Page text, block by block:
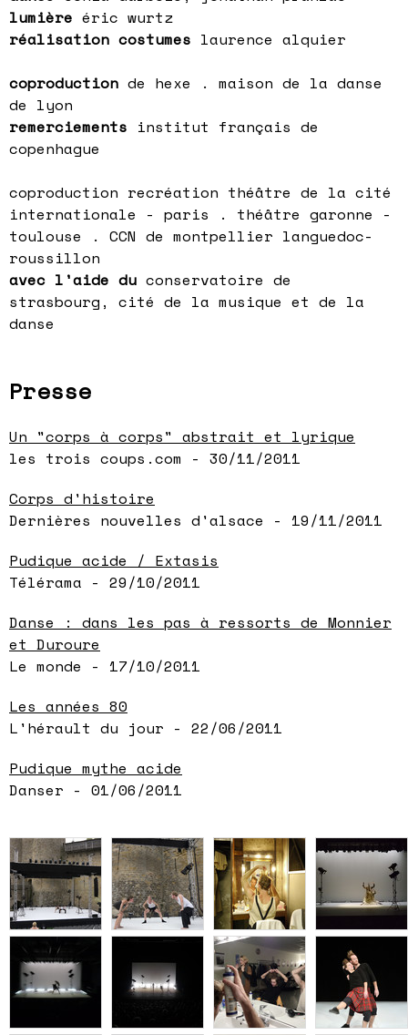
lumière éric wurtz
réalisation costumes laurence alquier
coproduction de hexe . maison de la danse
de lyon
remerciements institut français de
copenhague
coproduction recréation théâtre de la cité
internationale - paris . théâtre garonne -
toulouse . CCN de montpellier languedoc-
roussillon
avec l'aide du conservatoire de
strasbourg, cité de la musique et de la
danse
Presse
Un "corps à corps" abstrait et lyrique
les trois coups.com - 30/11/2011
Corps d'histoire
Dernières nouvelles d'alsace - 19/11/2011
Pudique acide / Extasis
Télérama - 29/10/2011
Danse : dans les pas à ressorts de Monnier
et Duroure
Le monde - 17/10/2011
Les années 80
L'hérault du jour - 22/06/2011
Pudique mythe acide
Danser - 01/06/2011